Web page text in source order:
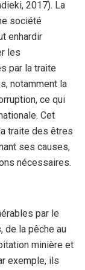
2017). La
société
enhardir
les
par la traite
notamment la
ce qui
Cet
traite des êtres
ses causes,
nécessaires.
par le
de la pêche au
minière et
exemple, ils